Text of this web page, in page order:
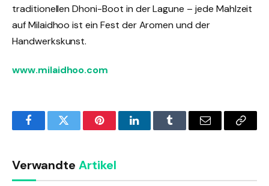
traditionellen Dhoni-Boot in der Lagune – jede Mahlzeit
auf Milaidhoo ist ein Fest der Aromen und der
Handwerkskunst.
www.milaidhoo.com
FacebookTwitter PinterestLinkedInTumblr Email
Copy
Verwandte Artikel